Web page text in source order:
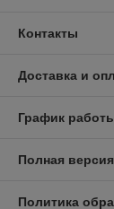
Контакты
Доставка и
График
Полная
Политика